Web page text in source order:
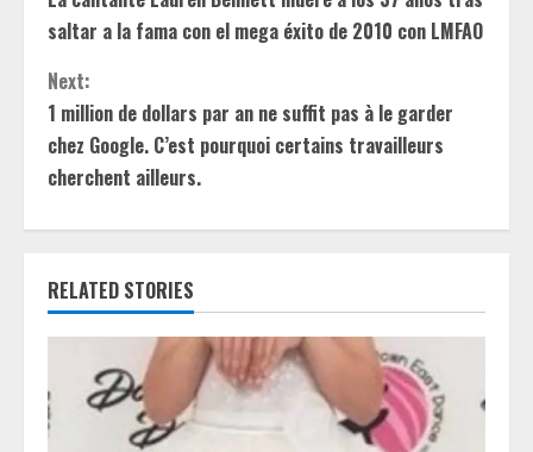
o
n
t
i
n
u
e
e
saltar a la fama con el mega éxito de 2010 con LMFAO
Next:
1 million de dollars par an ne suffit pas à le garder
chez Google. C’est pourquoi certains travailleurs
cherchent ailleurs.
RELATED STORIES